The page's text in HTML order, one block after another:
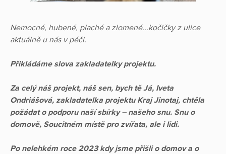
Nemocné, hubené, plaché a zlomené...kočičky z ulice
aktuálně u nás v péči.
Přikládáme slova zakladatelky projektu.
Za celý náš projekt, náš sen, bych tě Já, Iveta
Ondriášová, zakladatelka projektu Kraj Jinotaj, chtěla
požádat o podporu naší sbírky – našeho snu. Snu o
domově, Soucitném místě pro zvířata, ale i lidi.
Po nelehkém roce 2023 kdy jsme přišli o domov a o